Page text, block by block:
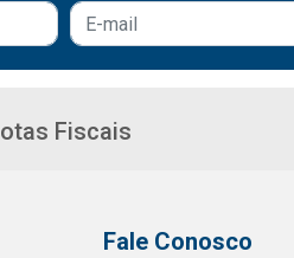
Fiscais
Fale Conosco